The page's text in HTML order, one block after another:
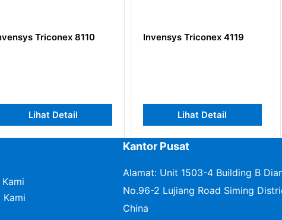
Triconex 8110
Lihat Detail
Invensys Triconex 4119
Lihat Detail
Kami
Kantor Pusat
Alamat: Unit 1503-4 Building B
No.96-2 Lujiang Road Siming
China